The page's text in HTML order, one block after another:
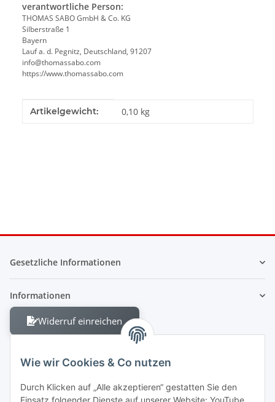
Wie wir Cookies & Co nutzen
Durch Klicken auf „Alle akzeptieren“ gestatten Sie den
verantwortliche Person:
THOMAS SABO GmbH & Co. KG
Silberstraße 1
Bayern
Lauf a. d. Pegnitz, Deutschland, 91207
info@thomassabo.com
https://www.thomassabo.com
Produkteigenschaft
Wert
Artikelgewicht: 0,10 kg
Gesetzliche Informationen
Informationen
Widerruf einreichen